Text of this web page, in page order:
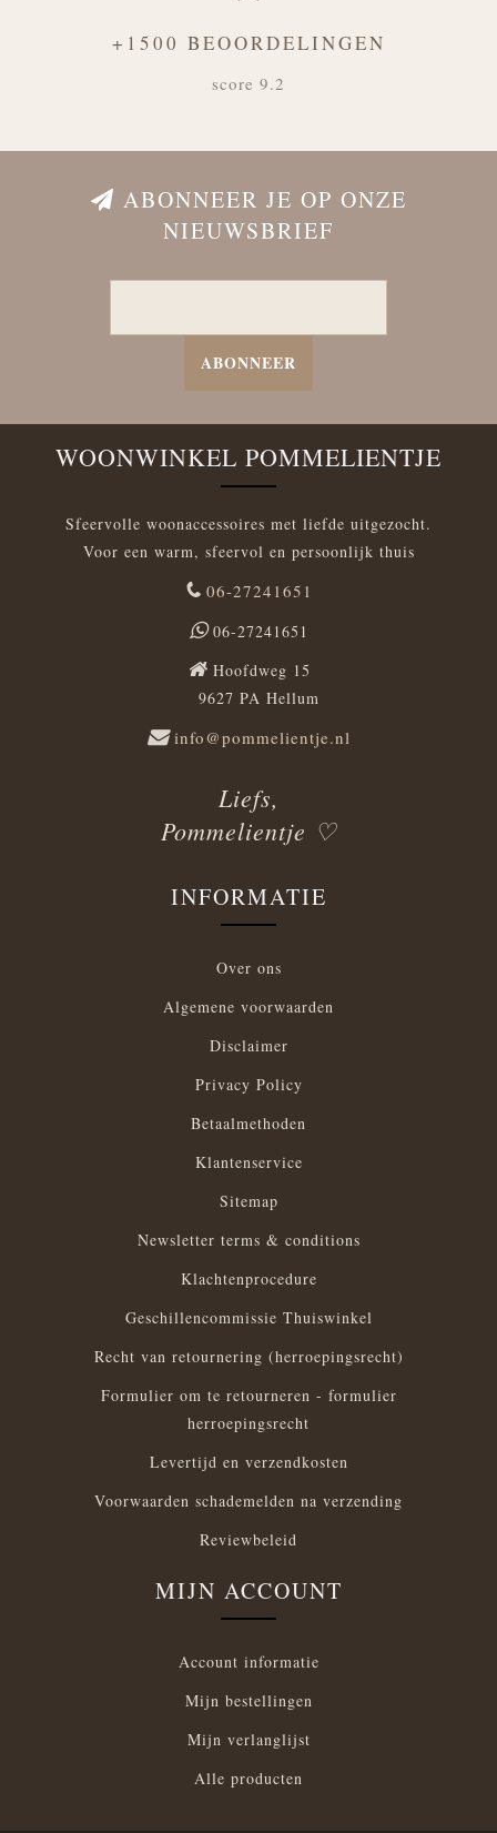
+1500 BEOORDELINGEN
score 9.2
ABONNEER JE OP ONZE
NIEUWSBRIEF
ABONNEER
WOONWINKEL POMMELIENTJE
Sfeervolle woonaccessoires met liefde uitgezocht.
Voor een warm, sfeervol en persoonlijk thuis
06-27241651
06-27241651
Hoofdweg 15
9627 PA Hellum
info@pommelientje.nl
Liefs,
Pommelientje ♡
INFORMATIE
Over ons
Algemene voorwaarden
Disclaimer
Privacy Policy
Betaalmethoden
Klantenservice
Sitemap
Newsletter terms & conditions
Klachtenprocedure
Geschillencommissie Thuiswinkel
Recht van retournering (herroepingsrecht)
Formulier om te retourneren - formulier
herroepingsrecht
Levertijd en verzendkosten
Voorwaarden schademelden na verzending
Reviewbeleid
MIJN ACCOUNT
Account informatie
Mijn bestellingen
Mijn verlanglijst
Alle producten